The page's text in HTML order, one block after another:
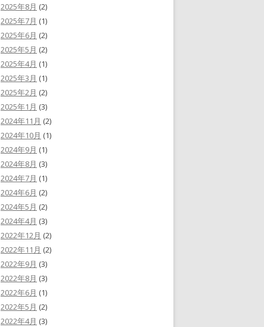
2025年8月 (2)
2025年7月 (1)
2025年6月 (2)
2025年5月 (2)
2025年4月 (1)
2025年3月 (1)
2025年2月 (2)
2025年1月 (3)
2024年11月 (2)
2024年10月 (1)
2024年9月 (1)
2024年8月 (3)
2024年7月 (1)
2024年6月 (2)
2024年5月 (2)
2024年4月 (3)
2022年12月 (2)
2022年11月 (2)
2022年9月 (3)
2022年8月 (3)
2022年6月 (1)
2022年5月 (2)
2022年4月 (3)